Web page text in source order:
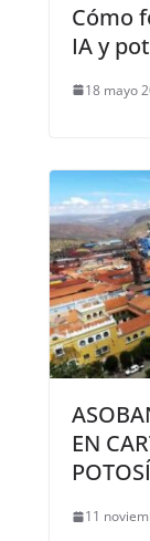
Cómo
IA y
18 mayo
EN
POTOSÍ
11